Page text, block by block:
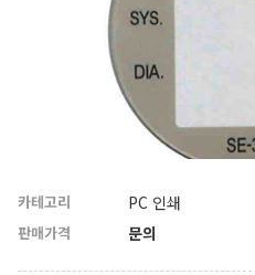
카테고리 PC 인쇄
판매가격